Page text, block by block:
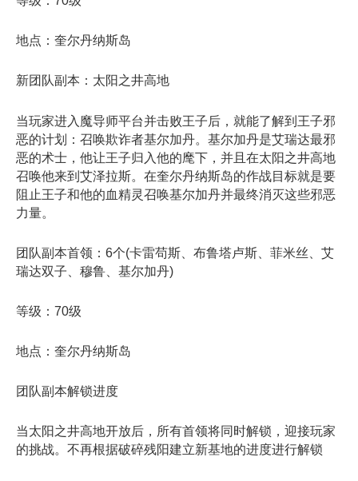
地点：奎尔丹纳斯岛
新团队副本：太阳之井高地
当玩家进入魔导师平台并击败王子后，就能了解到王子邪
恶的计划：召唤欺诈者基尔加丹。基尔加丹是艾瑞达最邪
恶的术士，他让王子归入他的麾下，并且在太阳之井高地
召唤他来到艾泽拉斯。在奎尔丹纳斯岛的作战目标就是要
阻止王子和他的血精灵召唤基尔加丹并最终消灭这些邪恶
力量。
团队副本首领：6个(卡雷苟斯、布鲁塔卢斯、菲米丝、艾
瑞达双子、穆鲁、基尔加丹)
等级：70级
地点：奎尔丹纳斯岛
团队副本解锁进度
当太阳之井高地开放后，所有首领将同时解锁，迎接玩家
的挑战。不再根据破碎残阳建立新基地的进度进行解锁